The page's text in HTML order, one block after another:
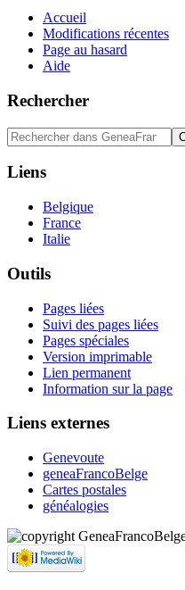
Accueil
Modifications récentes
Page au hasard
Aide
Rechercher
Liens
Belgique
France
Italie
Outils
Pages liées
Suivi des pages liées
Pages spéciales
Version imprimable
Lien permanent
Information sur la page
Liens externes
Genevoute
geneaFrancoBelge
Cartes postales
généalogies